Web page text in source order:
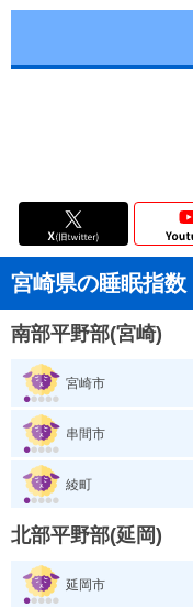
宮崎県の睡眠指数
南部平野部(宮崎)
宮崎市
串間市
綾町
北部平野部(延岡)
延岡市